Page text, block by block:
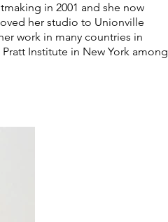
in 2001 and she now
her studio to Unionville
work in many countries in
Institute in New York among